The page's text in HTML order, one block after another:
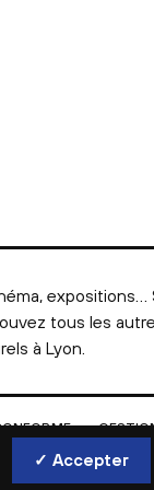
expositions…
tous les
à Lyon.
✓ Accepter